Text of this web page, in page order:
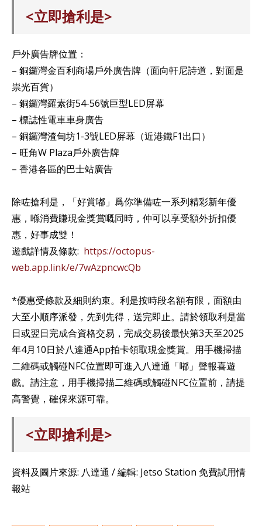
<立即搶利是>
戶外廣告牌位置：⁣⁣
– 銅鑼灣金百利商場戶外廣告牌（面向軒尼詩道，對面是
祟光百貨）⁣⁣
– 銅鑼灣羅素街54-56號巨型LED屏幕⁣⁣
– 標誌性電車車身廣告⁣⁣
– 銅鑼灣渣甸坊1-3號LED屏幕（近港鐵F1出口）⁣⁣
– 旺角W Plaza戶外廣告牌⁣⁣
– 香港各區的巴士站廣告⁣⁣
除咗搶利是，「好賞嘟」爲你準備咗一系列精彩新年優
惠，喺消費賺現金獎賞嘅同時，仲可以享受額外折扣優
惠，好事成雙！
遊戲詳情及條款: https://octopus-
web.app.link/e/7wAzpncwcQb⁣⁣
*優惠受條款及細則約束。利是按時段名額有限，面額由
大至小順序派發，先到先得，送完即止。請於領取利是當
日或翌日完成合資格交易，完成交易後最快第3天至2025
年4月10日於八達通App拍卡領取現金獎賞。用手機掃描
二維碼或觸碰NFC位置即可進入八達通「嘟」聲報喜遊
戲。請注意，用手機掃描二維碼或觸碰NFC位置前，請提
高警覺，確保來源可靠。
<立即搶利是>
資料及圖片來源: 八達通 / 編輯: Jetso Station 免費試用情
報站